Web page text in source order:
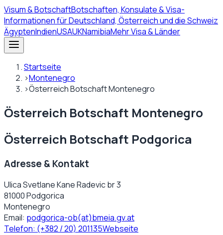
Visum& BotschaftBotschaften, Konsulate & Visa-
Informationen für Deutschland, Österreich und die Schweiz
ÄgyptenIndienUSAUKNamibiaMehr Visa & Länder
Startseite
›Montenegro
›Österreich Botschaft Montenegro
Österreich Botschaft Montenegro
Österreich Botschaft Podgorica
Adresse & Kontakt
Ulica Svetlane Kane Radevic br 3
81000 Podgorica
Montenegro
Email: podgorica-ob(at)bmeia.gv.at
Telefon: (+382 / 20) 201135Webseite